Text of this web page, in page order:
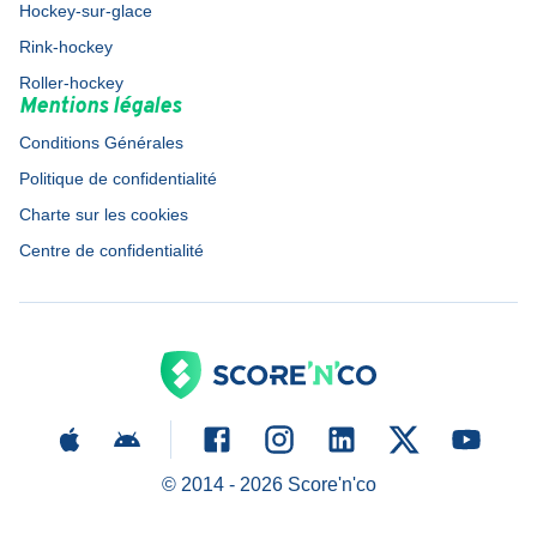
Hockey-sur-glace
Rink-hockey
Roller-hockey
Mentions légales
Conditions Générales
Politique de confidentialité
Charte sur les cookies
Centre de confidentialité
© 2014 - 2026Score'n'co